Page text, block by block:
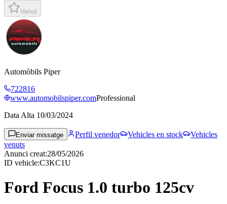
Venut
Automòbils Piper
722816
www.automobilspiper.comProfessional
Data Alta 10/03/2024
Enviar missatge Perfil venedor Vehicles en stock
Vehicles
venuts
Anunci creat:28/05/2026
ID vehicle:C3KC1U
Ford Focus 1.0 turbo 125cv